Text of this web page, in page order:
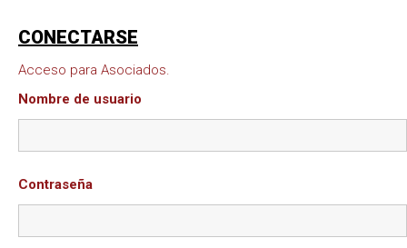
CONECTARSE
Acceso para Asociados.
Nombre de usuario
Contraseña